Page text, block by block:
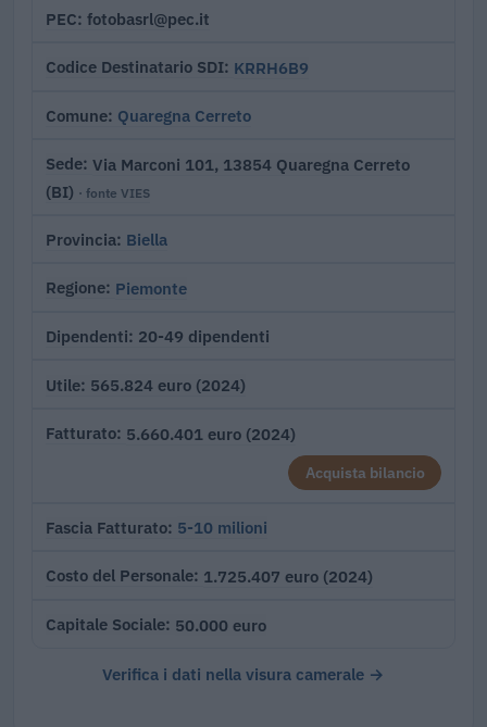
PEC fotobasrl@pec.it
Codice Destinatario SDI KRRH6B9
Comune Quaregna Cerreto
Sede Via Marconi 101, 13854 Quaregna Cerreto
(BI) · fonte VIES
Provincia Biella
Regione Piemonte
Dipendenti 20-49 dipendenti
Utile 565.824 euro (2024)
Fatturato 5.660.401 euro (2024)
Acquista bilancio
Fascia Fatturato 5-10 milioni
Costo del Personale 1.725.407 euro (2024)
Capitale Sociale 50.000 euro
Verifica i dati nella visura camerale →